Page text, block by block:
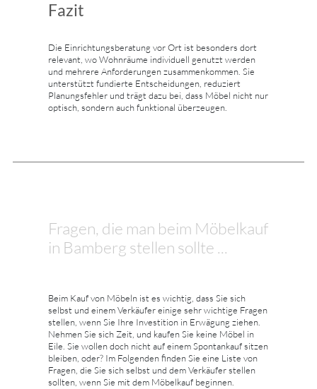
Fazit
Die Einrichtungsberatung vor Ort ist besonders dort
relevant, wo Wohnräume individuell genutzt werden
und mehrere Anforderungen zusammenkommen. Sie
unterstützt fundierte Entscheidungen, reduziert
Planungsfehler und trägt dazu bei, dass Möbel nicht nur
optisch, sondern auch funktional überzeugen.
Fragen, die man beim Möbelkauf
in Bamberg stellen sollte ...
Beim Kauf von Möbeln ist es wichtig, dass Sie sich
selbst und einem Verkäufer einige sehr wichtige Fragen
stellen, wenn Sie Ihre Investition in Erwägung ziehen.
Nehmen Sie sich Zeit, und kaufen Sie keine Möbel in
Eile. Sie wollen doch nicht auf einem Spontankauf sitzen
bleiben, oder? Im Folgenden finden Sie eine Liste von
Fragen, die Sie sich selbst und dem Verkäufer stellen
sollten, wenn Sie mit dem Möbelkauf beginnen.